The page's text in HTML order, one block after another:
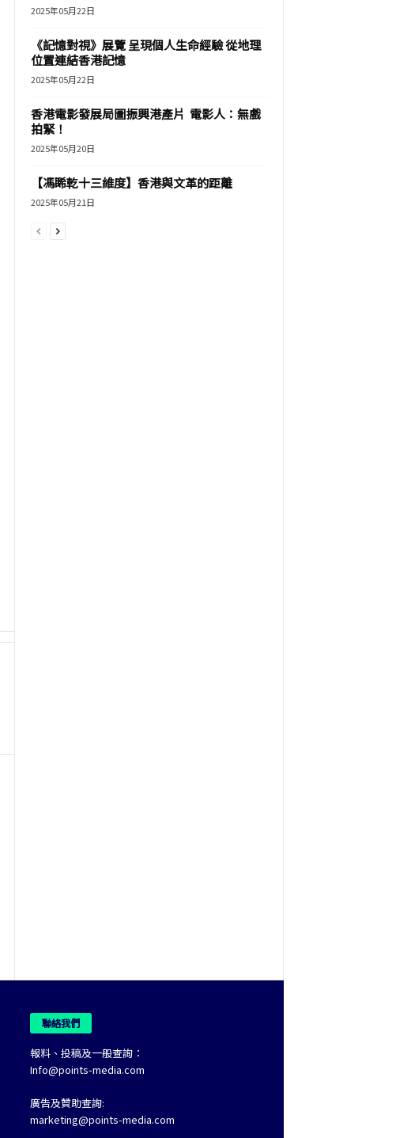
2025年05月22日
《記憶對視》展覽 呈現個人生命經驗 從地理
位置連結香港記憶
2025年05月22日
香港電影發展局圖振興港產片 電影人：無戲
拍緊！
2025年05月20日
【馮睎乾十三維度】香港與文革的距離
2025年05月21日
聯絡我們
報料、投稿及一般查詢：
Info@points-media.com
廣告及贊助查詢:
marketing@points-media.com